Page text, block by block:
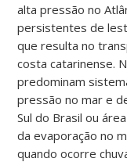
alta pressão no
persistentes de
que resulta no
costa catarinense.
predominam
pressão no mar e
Sul do Brasil ou
da evaporação no
quando ocorre